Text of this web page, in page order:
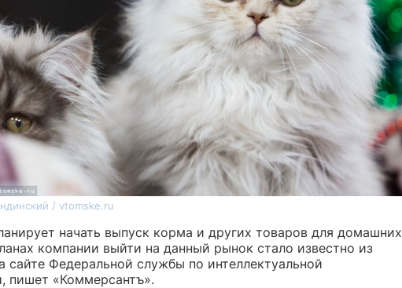
/ vtomske.ru
начать выпуск корма и других товаров для домашних
компании выйти на данный рынок стало известно из
сайте Федеральной службы по интеллектуальной
пишет «Коммерсантъ».